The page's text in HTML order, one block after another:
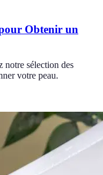
Obtenir un
notre sélection des
votre peau.